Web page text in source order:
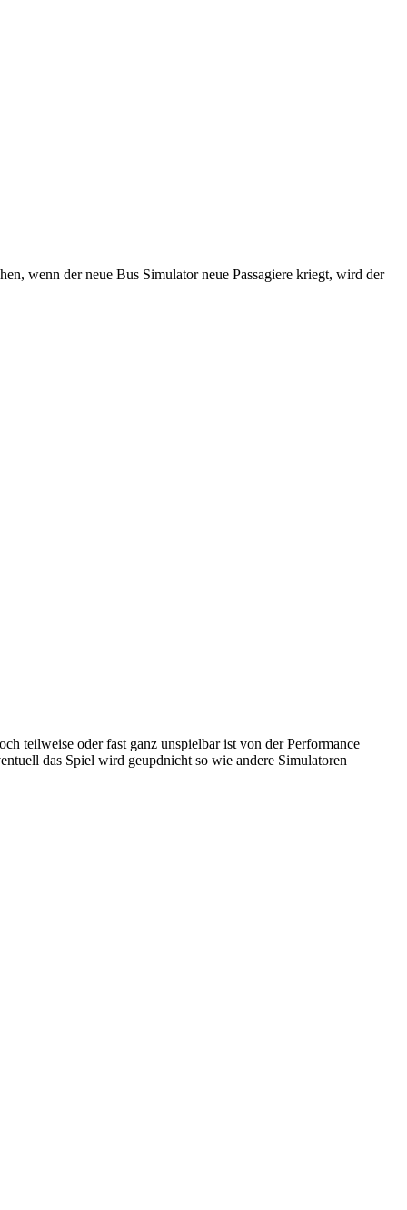
wenn der neue Bus Simulator neue Passagiere kriegt, wird der
teilweise oder fast ganz unspielbar ist von der Performance
das Spiel wird geupdnicht so wie andere Simulatoren